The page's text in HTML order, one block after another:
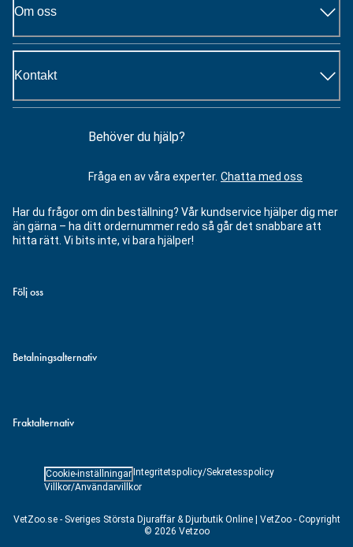
Om oss
Kontakt
Behöver du hjälp?
Fråga en av våra experter. Chatta med oss
Har du frågor om din beställning? Vår kundservice hjälper dig mer
än gärna – ha ditt ordernummer redo så går det snabbare att
hitta rätt. Vi bits inte, vi bara hjälper!
Följ oss
Betalningsalternativ
Fraktalternativ
VetZoo.se - Sveriges Största Djuraffär & Djurbutik Online | VetZoo - Copyright
© 2026 Vetzoo
Cookie-inställningar Integritetspolicy/Sekretesspolicy
Villkor/Användarvillkor